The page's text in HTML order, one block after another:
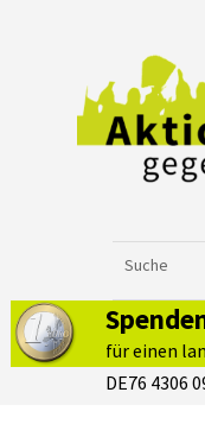
für einen
DE76 4306